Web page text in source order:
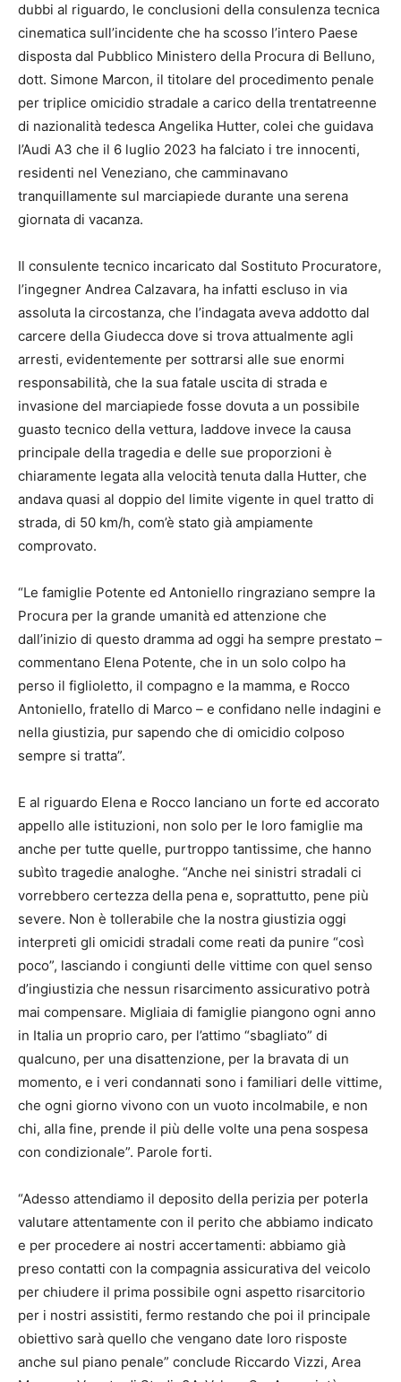
dubbi al riguardo, le conclusioni della consulenza tecnica
cinematica sull’incidente che ha scosso l’intero Paese
disposta dal Pubblico Ministero della Procura di Belluno,
dott. Simone Marcon, il titolare del procedimento penale
per triplice omicidio stradale a carico della trentatreenne
di nazionalità tedesca Angelika Hutter, colei che guidava
l’Audi A3 che il 6 luglio 2023 ha falciato i tre innocenti,
residenti nel Veneziano, che camminavano
tranquillamente sul marciapiede durante una serena
giornata di vacanza.
Il consulente tecnico incaricato dal Sostituto Procuratore,
l’ingegner Andrea Calzavara, ha infatti escluso in via
assoluta la circostanza, che l’indagata aveva addotto dal
carcere della Giudecca dove si trova attualmente agli
arresti, evidentemente per sottrarsi alle sue enormi
responsabilità, che la sua fatale uscita di strada e
invasione del marciapiede fosse dovuta a un possibile
guasto tecnico della vettura, laddove invece la causa
principale della tragedia e delle sue proporzioni è
chiaramente legata alla velocità tenuta dalla Hutter, che
andava quasi al doppio del limite vigente in quel tratto di
strada, di 50 km/h, com’è stato già ampiamente
comprovato.
“Le famiglie Potente ed Antoniello ringraziano sempre la
Procura per la grande umanità ed attenzione che
dall’inizio di questo dramma ad oggi ha sempre prestato –
commentano Elena Potente, che in un solo colpo ha
perso il figlioletto, il compagno e la mamma, e Rocco
Antoniello, fratello di Marco – e confidano nelle indagini e
nella giustizia, pur sapendo che di omicidio colposo
sempre si tratta”.
E al riguardo Elena e Rocco lanciano un forte ed accorato
appello alle istituzioni, non solo per le loro famiglie ma
anche per tutte quelle, purtroppo tantissime, che hanno
subìto tragedie analoghe. “Anche nei sinistri stradali ci
vorrebbero certezza della pena e, soprattutto, pene più
severe. Non è tollerabile che la nostra giustizia oggi
interpreti gli omicidi stradali come reati da punire “così
poco”, lasciando i congiunti delle vittime con quel senso
d’ingiustizia che nessun risarcimento assicurativo potrà
mai compensare. Migliaia di famiglie piangono ogni anno
in Italia un proprio caro, per l’attimo “sbagliato” di
qualcuno, per una disattenzione, per la bravata di un
momento, e i veri condannati sono i familiari delle vittime,
che ogni giorno vivono con un vuoto incolmabile, e non
chi, alla fine, prende il più delle volte una pena sospesa
con condizionale”. Parole forti.
“Adesso attendiamo il deposito della perizia per poterla
valutare attentamente con il perito che abbiamo indicato
e per procedere ai nostri accertamenti: abbiamo già
preso contatti con la compagnia assicurativa del veicolo
per chiudere il prima possibile ogni aspetto risarcitorio
per i nostri assistiti, fermo restando che poi il principale
obiettivo sarà quello che vengano date loro risposte
anche sul piano penale” conclude Riccardo Vizzi, Area